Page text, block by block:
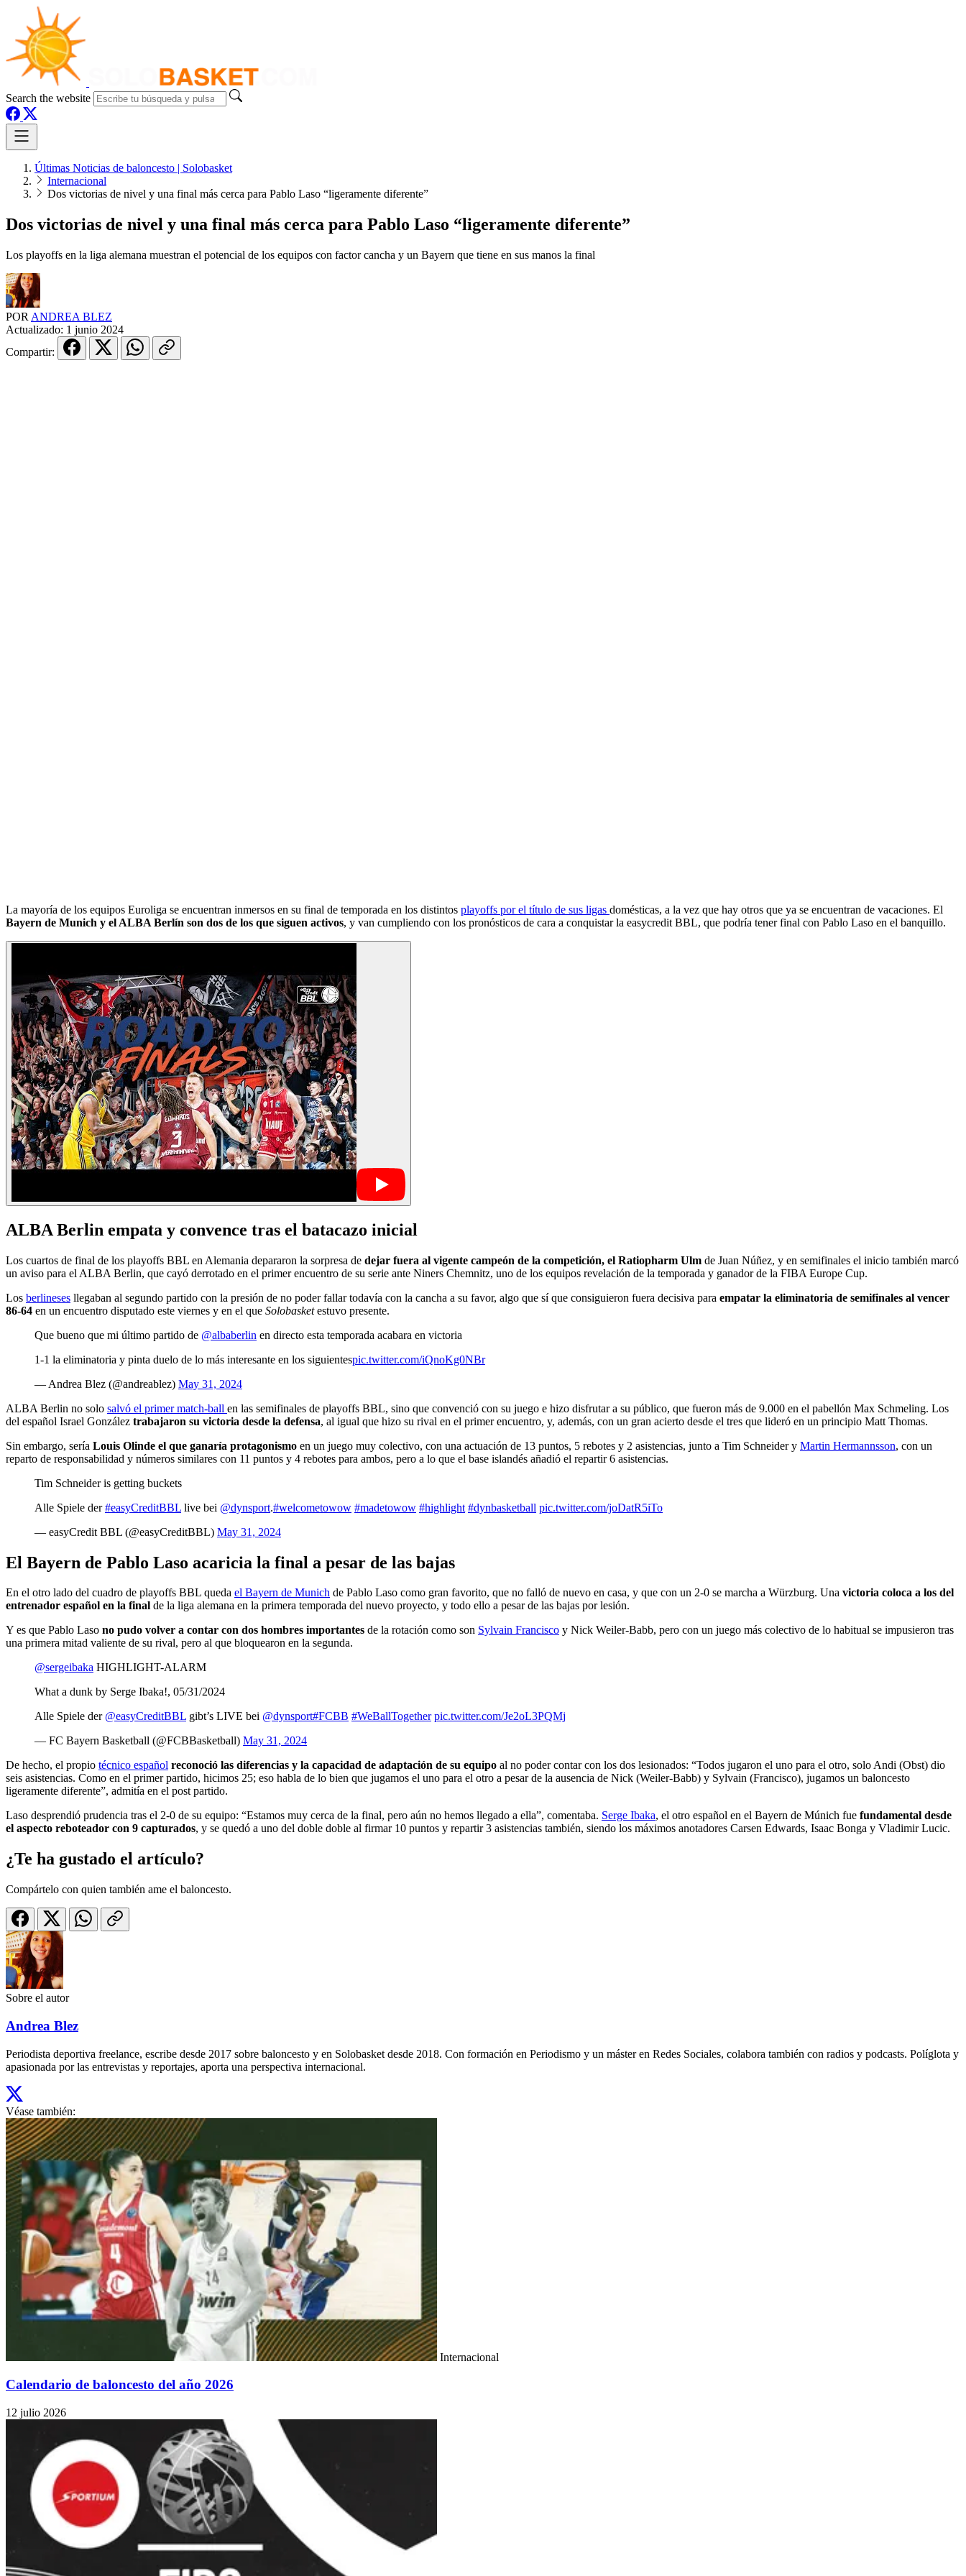
Search the website
Últimas Noticias de baloncesto | Solobasket
Internacional
Dos victorias de nivel y una final más cerca para Pablo Laso “ligeramente diferente”
Dos victorias de nivel y una final más cerca para Pablo Laso “ligeramente diferente”
Los playoffs en la liga alemana muestran el potencial de los equipos con factor cancha y un Bayern que tiene en sus manos la final
POR ANDREA BLEZ
Actualizado: 1 junio 2024
Compartir:
La mayoría de los equipos Euroliga se encuentran inmersos en su final de temporada en los distintos playoffs por el título de sus ligas domésticas, a la vez que hay otros que ya se encuentran de vacaciones. El
Bayern de Munich y el ALBA Berlín son dos de los que siguen activos, y van cumpliendo con los pronósticos de cara a conquistar la easycredit BBL, que podría tener final con Pablo Laso en el banquillo.
ALBA Berlin empata y convence tras el batacazo inicial
Los cuartos de final de los playoffs BBL en Alemania depararon la sorpresa de dejar fuera al vigente campeón de la competición, el Ratiopharm Ulm de Juan Núñez, y en semifinales el inicio también marcó
un aviso para el ALBA Berlin, que cayó derrotado en el primer encuentro de su serie ante Niners Chemnitz, uno de los equipos revelación de la temporada y ganador de la FIBA Europe Cup.
Los berlineses llegaban al segundo partido con la presión de no poder fallar todavía con la cancha a su favor, algo que sí que consiguieron fuera decisiva para empatar la eliminatoria de semifinales al vencer
86-64 en un encuentro disputado este viernes y en el que Solobasketestuvo presente.
Que bueno que mi último partido de @albaberlin en directo esta temporada acabara en victoria
1-1 la eliminatoria y pinta duelo de lo más interesante en los siguientespic.twitter.com/iQnoKg0NBr
— Andrea Blez (@andreablez) May 31, 2024
ALBA Berlin no solo salvó el primer match-ball en las semifinales de playoffs BBL, sino que convenció con su juego e hizo disfrutar a su público, que fueron más de 9.000 en el pabellón Max Schmeling. Los
del español Israel González trabajaron su victoria desde la defensa, al igual que hizo su rival en el primer encuentro, y, además, con un gran acierto desde el tres que lideró en un principio Matt Thomas.
Sin embargo, sería Louis Olinde el que ganaría protagonismo en un juego muy colectivo, con una actuación de 13 puntos, 5 rebotes y 2 asistencias, junto a Tim Schneider y Martin Hermannsson, con un
reparto de responsabilidad y números similares con 11 puntos y 4 rebotes para ambos, pero a lo que el base islandés añadió el repartir 6 asistencias.
Tim Schneider is getting buckets
Alle Spiele der#easyCreditBBL live bei @dynsport.#welcometowow #madetowow #highlight #dynbasketball pic.twitter.com/joDatR5iTo
— easyCredit BBL (@easyCreditBBL) May 31, 2024
El Bayern de Pablo Laso acaricia la final a pesar de las bajas
En el otro lado del cuadro de playoffs BBL queda el Bayern de Munich de Pablo Laso como gran favorito, que no falló de nuevo en casa, y que con un 2-0 se marcha a Würzburg. Una victoria coloca a los del
entrenador español en la final de la liga alemana en la primera temporada del nuevo proyecto, y todo ello a pesar de las bajas por lesión.
Y es que Pablo Laso no pudo volver a contar con dos hombres importantes de la rotación como son Sylvain Francisco y Nick Weiler-Babb, pero con un juego más colectivo de lo habitual se impusieron tras
una primera mitad valiente de su rival, pero al que bloquearon en la segunda.
@sergeibaka HIGHLIGHT-ALARM
What a dunk by Serge Ibaka!, 05/31/2024
Alle Spiele der @easyCreditBBL gibt’s LIVE bei @dynsport#FCBB #WeBallTogether pic.twitter.com/Je2oL3PQMj
— FC Bayern Basketball (@FCBBasketball) May 31, 2024
De hecho, el propio técnico español reconoció las diferencias y la capacidad de adaptación de su equipo al no poder contar con los dos lesionados: “Todos jugaron el uno para el otro, solo Andi (Obst) dio
seis asistencias. Como en el primer partido, hicimos 25; eso habla de lo bien que jugamos el uno para el otro a pesar de la ausencia de Nick (Weiler-Babb) y Sylvain (Francisco), jugamos un baloncesto
ligeramente diferente”, admitía en el post partido.
Laso desprendió prudencia tras el 2-0 de su equipo: “Estamos muy cerca de la final, pero aún no hemos llegado a ella”, comentaba. Serge Ibaka, el otro español en el Bayern de Múnich fue fundamental desde
el aspecto reboteador con 9 capturados, y se quedó a uno del doble doble al firmar 10 puntos y repartir 3 asistencias también, siendo los máximos anotadores Carsen Edwards, Isaac Bonga y Vladimir Lucic.
¿Te ha gustado el artículo?
Compártelo con quien también ame el baloncesto.
Sobre el autor
Andrea Blez
Periodista deportiva freelance, escribe desde 2017 sobre baloncesto y en Solobasket desde 2018. Con formación en Periodismo y un máster en Redes Sociales, colabora también con radios y podcasts. Políglota y
apasionada por las entrevistas y reportajes, aporta una perspectiva internacional.
Véase también:
Internacional
Calendario de baloncesto del año 2026
12 julio 2026